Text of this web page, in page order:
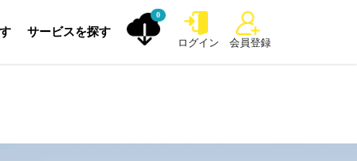
サービスを探す
0
ログイン 会員登録